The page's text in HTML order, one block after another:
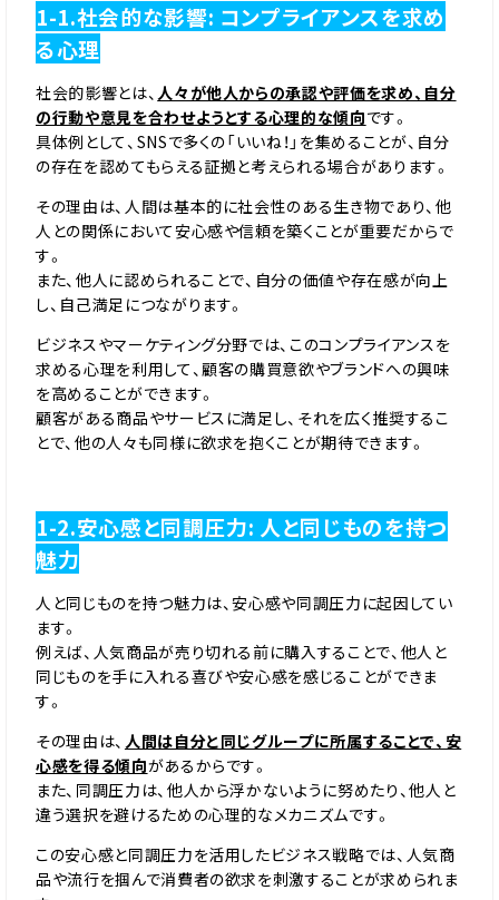
1-1.社会的な影響: コンプライアンスを求め
る心理
社会的影響とは、人々が他人からの承認や評価を求め、自分
の行動や意見を合わせようとする心理的な傾向です。
具体例として、SNSで多くの「いいね！」を集めることが、自分
の存在を認めてもらえる証拠と考えられる場合があります。
その理由は、人間は基本的に社会性のある生き物であり、他
人との関係において安心感や信頼を築くことが重要だからで
す。
また、他人に認められることで、自分の価値や存在感が向上
し、自己満足につながります。
ビジネスやマーケティング分野では、このコンプライアンスを
求める心理を利用して、顧客の購買意欲やブランドへの興味
を高めることができます。
顧客がある商品やサービスに満足し、それを広く推奨するこ
とで、他の人々も同様に欲求を抱くことが期待できます。
1-2.安心感と同調圧力: 人と同じものを持つ
魅力
人と同じものを持つ魅力は、安心感や同調圧力に起因してい
ます。
例えば、人気商品が売り切れる前に購入することで、他人と
同じものを手に入れる喜びや安心感を感じることができま
す。
その理由は、 人間は自分と同じグループに所属することで、安
心感を得る傾向があるからです。
また、同調圧力は、他人から浮かないように努めたり、他人と
違う選択を避けるための心理的なメカニズムです。
この安心感と同調圧力を活用したビジネス戦略では、人気商
品や流行を掴んで消費者の欲求を刺激することが求められま